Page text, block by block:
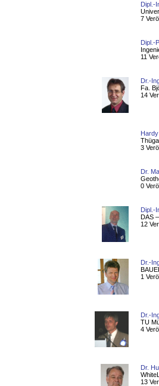
Dipl.-
7
Dipl.-
11
Dr.-
Fa.
14
3
Dr.
0
Dipl.-
DAS
12
Dr.-
1
Dr.-
TU
4
Dr.
13